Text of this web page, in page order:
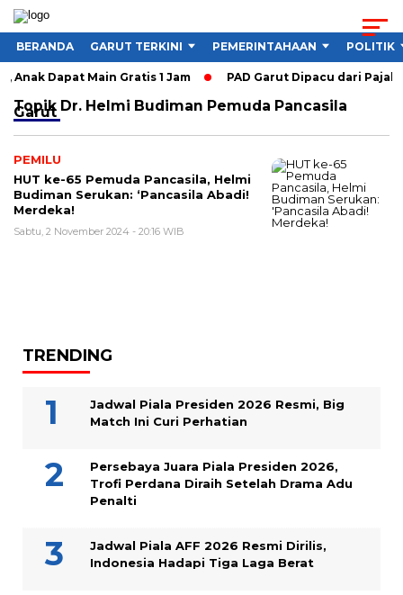
BERANDA GARUT TERKINI PEMERINTAHAAN POLITIK
Dapat Main Gratis 1 Jam PAD Garut Dipacu dari
Topik Dr. Helmi Budiman Pemuda Pancasila
Garut
PEMILU
HUT ke-65 Pemuda Pancasila, Helmi
Budiman Serukan: ‘Pancasila Abadi!
Merdeka!
Sabtu, 2 November 2024 - 20:16 WIB
TRENDING
Jadwal Piala Presiden 2026 Resmi, Big
Match Ini Curi Perhatian
Persebaya Juara Piala Presiden 2026,
Trofi Perdana Diraih Setelah Drama Adu
Penalti
Jadwal Piala AFF 2026 Resmi Dirilis,
Indonesia Hadapi Tiga Laga Berat